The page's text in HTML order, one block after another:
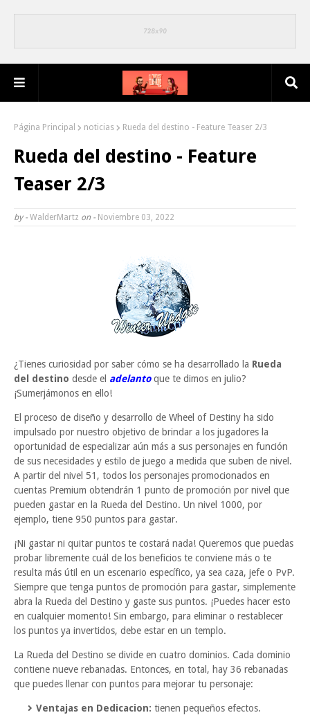
Página Principal noticias Rueda del destino - Feature Teaser 2/3
Rueda del destino - Feature
Teaser 2/3
by - WalderMartz on - Noviembre 03, 2022
¿Tienes curiosidad por saber cómo se ha desarrollado la Rueda
del destino desde el adelantoque te dimos en julio?
¡Sumerjámonos en ello!
El proceso de diseño y desarrollo de Wheel of Destiny ha sido
impulsado por nuestro objetivo de brindar a los jugadores la
oportunidad de especializar aún más a sus personajes en función
de sus necesidades y estilo de juego a medida que suben de nivel.
A partir del nivel 51, todos los personajes promocionados en
cuentas Premium obtendrán 1 punto de promoción por nivel que
pueden gastar en la Rueda del Destino. Un nivel 1000, por
ejemplo, tiene 950 puntos para gastar.
¡Ni gastar ni quitar puntos te costará nada! Queremos que puedas
probar libremente cuál de los beneficios te conviene más o te
resulta más útil en un escenario específico, ya sea caza, jefe o PvP.
Siempre que tenga puntos de promoción para gastar, simplemente
abra la Rueda del Destino y gaste sus puntos. ¡Puedes hacer esto
en cualquier momento! Sin embargo, para eliminar o restablecer
los puntos ya invertidos, debe estar en un templo.
La Rueda del Destino se divide en cuatro dominios. Cada dominio
contiene nueve rebanadas. Entonces, en total, hay 36 rebanadas
que puedes llenar con puntos para mejorar tu personaje:
Ventajas en Dedicacion: tienen pequeños efectos.